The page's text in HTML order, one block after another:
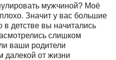
мужчиной? Моё
Значит у вас большие
в детстве вы начитались
слишком
ваши родители
далекой от жизни